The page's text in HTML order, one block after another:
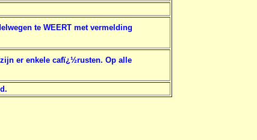
te WEERT met vermelding
er enkele cafï¿½rusten. Op alle